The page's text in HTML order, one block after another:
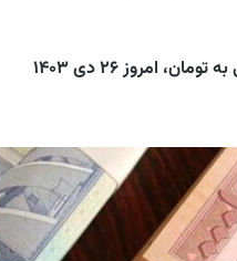
امروز ۲۶ دی ۱۴۰۳